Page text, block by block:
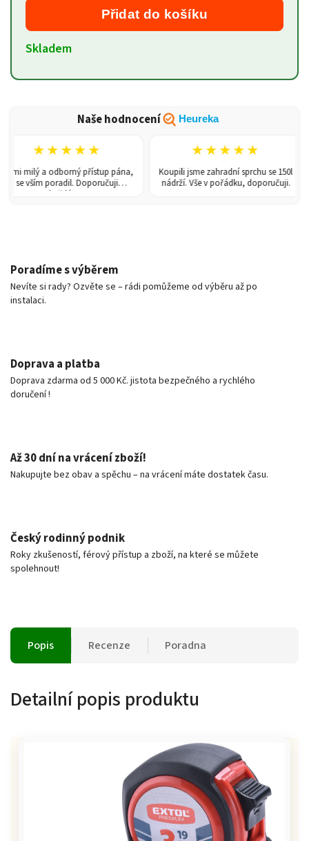
Přidat do košíku
Skladem
Naše hodnocení Heureka
★★★★★
milý a odborný přístup pána,
vším poradil. Doporučuji
každému!
★★★★★
Koupili jsme zahradní sprchu se 150l
nádrží. Vše v pořádku, doporučuji.
Poradíme s výběrem
Nevíte si rady? Ozvěte se – rádi pomůžeme od výběru až po
instalaci.
Doprava a platba
Doprava zdarma od 5 000 Kč. jistota bezpečného a rychlého
doručení !
Až 30 dní na vrácení zboží!
Nakupujte bez obav a spěchu – na vrácení máte dostatek času.
Český rodinný podnik
Roky zkušeností, férový přístup a zboží, na které se můžete
spolehnout!
Popis Recenze Poradna
Detailní popis produktu